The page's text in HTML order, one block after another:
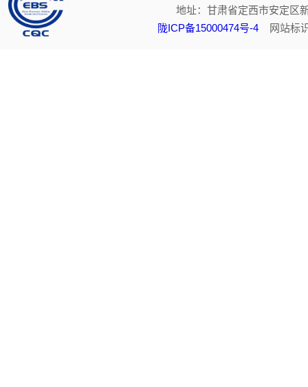
地址：甘肃省定西市安定
陇ICP备15000474号-4 网站标